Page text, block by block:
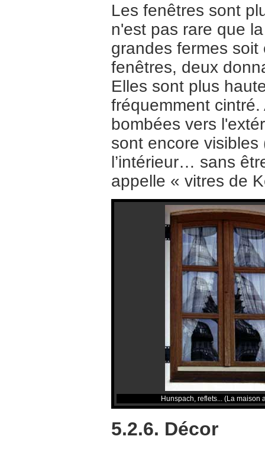
Les fenêtres sont
n'est pas rare que
grandes fermes
fenêtres, deux
Elles sont plus
fréquemment
bombées vers
sont encore
l’intérieur… sans
appelle « vitres de
Hunspach, reflets... (La maison
5.2.6. Décor